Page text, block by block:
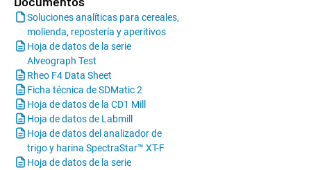
Soluciones analíticas para cereales,
molienda, repostería y aperitivos
Hoja de datos de la serie
Alveograph Test
Rheo F4 Data Sheet
Ficha técnica de SDMatic 2
Hoja de datos de la CD1 Mill
Hoja de datos de Labmill
Hoja de datos del analizador de
trigo y harina SpectraStar™ XT-F
Hoja de datos de la serie